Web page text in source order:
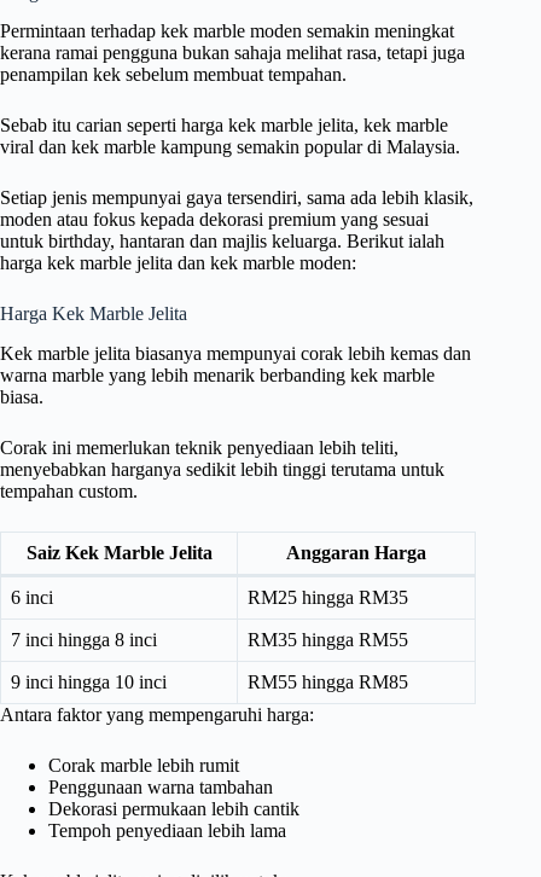
Permintaan terhadap kek marble moden semakin meningkat
kerana ramai pengguna bukan sahaja melihat rasa, tetapi juga
penampilan kek sebelum membuat tempahan.
Sebab itu carian seperti harga kek marble jelita, kek marble
viral dan kek marble kampung semakin popular di Malaysia.
Setiap jenis mempunyai gaya tersendiri, sama ada lebih klasik,
moden atau fokus kepada dekorasi premium yang sesuai
untuk birthday, hantaran dan majlis keluarga. Berikut ialah
harga kek marble jelita dan kek marble moden:
Harga Kek Marble Jelita
Kek marble jelita biasanya mempunyai corak lebih kemas dan
warna marble yang lebih menarik berbanding kek marble
biasa.
Corak ini memerlukan teknik penyediaan lebih teliti,
menyebabkan harganya sedikit lebih tinggi terutama untuk
tempahan custom.
Saiz Kek Marble Jelita Anggaran Harga
6 inci RM25 hingga RM35
7 inci hingga 8 inci RM35 hingga RM55
9 inci hingga 10 inci
RM55 hingga RM85
Antara faktor yang mempengaruhi harga:
Corak marble lebih rumit
Penggunaan warna tambahan
Dekorasi permukaan lebih cantik
Tempoh penyediaan lebih lama